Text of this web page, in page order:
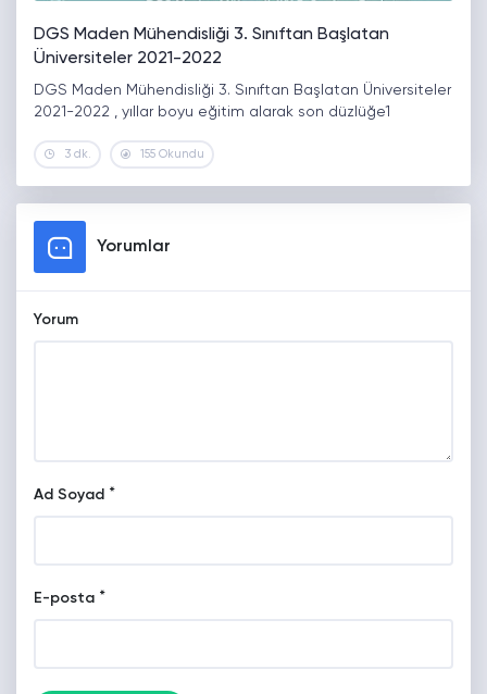
DGS Maden Mühendisliği 3. Sınıftan Başlatan
Üniversiteler 2021-2022
DGS Maden Mühendisliği 3. Sınıftan Başlatan Üniversiteler
2021-2022 , yıllar boyu eğitim alarak son düzlüğe1
3 dk. 155 Okundu
Yorumlar
Yorum
Ad Soyad *
E-posta *